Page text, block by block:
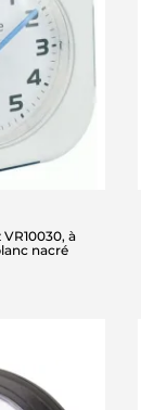
à
nacré